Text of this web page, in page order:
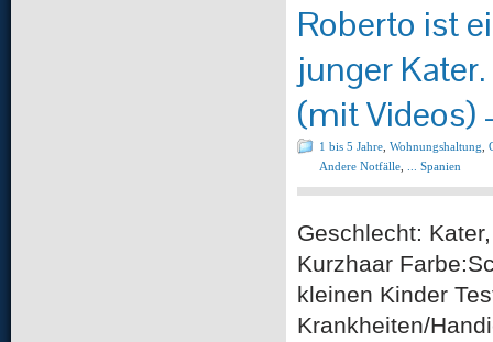
Roberto ist
junger
(mit Videos)
1 bis 5 Jahre Wohnungshaltung
Andere Notfälle
... Spanien
Geschlecht:
Kurzhaar
kleinen Kinder
Krankheiten/